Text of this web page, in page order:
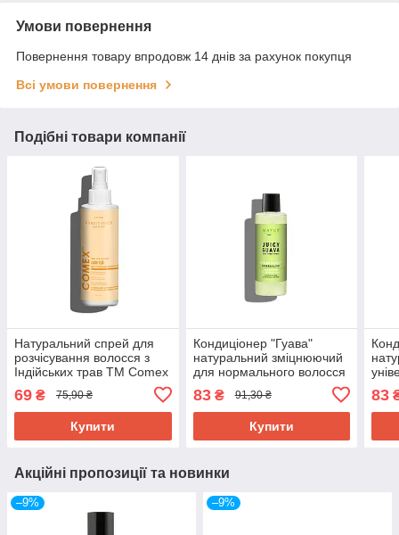
Умови повернення
Повернення товару впродовж 14 днів за рахунок покупця
Всі умови повернення
Подібні товари компанії
Натуральний спрей для
розчісування волосся з
Індійських трав ТМ Comex
69 ₴ 75,90 ₴
Купити
Кондиціонер "Гуава"
натуральний зміцнюючий
для нормального волосся
83₴ 91,30 ₴
Купити
200
83
Акційні пропозиції та новинки
–9% –9%